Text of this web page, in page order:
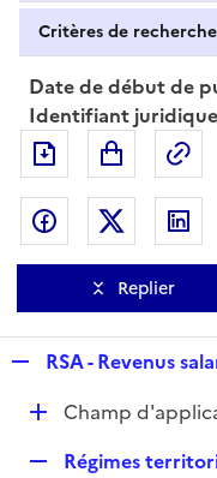
Critères de
Date de début de
Identifiant
Exporter le
Partager sur
Replier
p
RSA - Revenus
DChamp
Régimes